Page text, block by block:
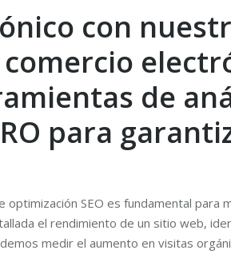
con
de
para
SEO es fundamental para
el rendimiento de un sitio web,
medir el aumento en visitas